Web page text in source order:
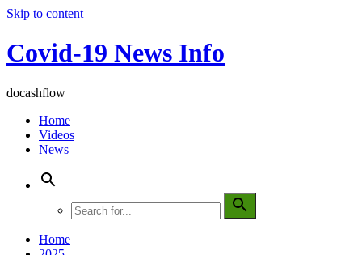
Skip to content
Covid-19 News Info
docashflow
Home
Videos
News
Home